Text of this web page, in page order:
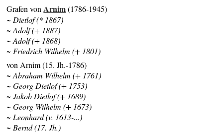
Grafen von Arnim(1786-1945)
~ Dietlof (* 1867)
~ Adolf (+ 1887)
~ Adolf (+ 1868)
~ Friedrich Wilhelm (+ 1801)
von Arnim (15. Jh.-1786)
~ Abraham Wilhelm (+ 1761)
~ Georg Dietlof (+ 1753)
~ Jakob Dietlof (+ 1689)
~ Georg Wilhelm (+ 1673)
~ Leonhard (v. 1613-...)
~ Bernd (17. Jh.)